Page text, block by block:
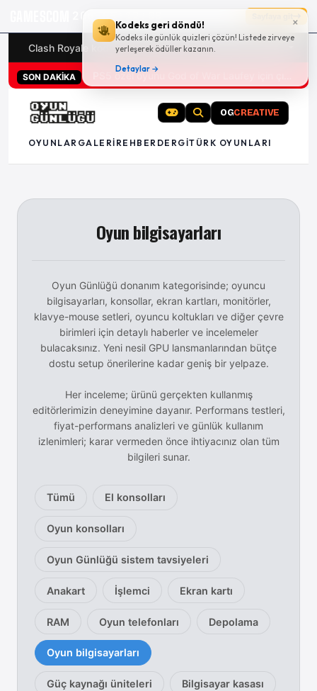
×
Kodeks geri döndü!
Kodeks ile günlük quizleri çözün! Listede zirveye
yerleşerek ödüller kazanın.
Detaylar →
20g 05:12:07
Clash Royale kodları Türk oyunları (PC ve konsollar) -
SON DAKİKA
OGCREATIVE
OYUNLAR GALERI REHBER DERGITÜRK OYUNLARI
Oyun bilgisayarları
Oyun Günlüğü donanım kategorisinde; oyuncu
bilgisayarları, konsollar, ekran kartları, monitörler,
klavye-mouse setleri, oyuncu koltukları ve diğer çevre
birimleri için detaylı haberler ve incelemeler
bulacaksınız. Yeni nesil GPU lansmanlarından bütçe
dostu setup önerilerine kadar geniş bir yelpaze.
Her inceleme; ürünü gerçekten kullanmış
editörlerimizin deneyimine dayanır. Performans testleri,
fiyat-performans analizleri ve günlük kullanım
izlenimleri; karar vermeden önce ihtiyacınız olan tüm
bilgileri sunar.
Tümü El konsolları
Oyun konsolları
Oyun Günlüğü sistem tavsiyeleri
Anakart İşlemci Ekran kartı
RAM Oyun telefonları Depolama
Oyun bilgisayarları
Güç kaynağı üniteleri Bilgisayar kasası